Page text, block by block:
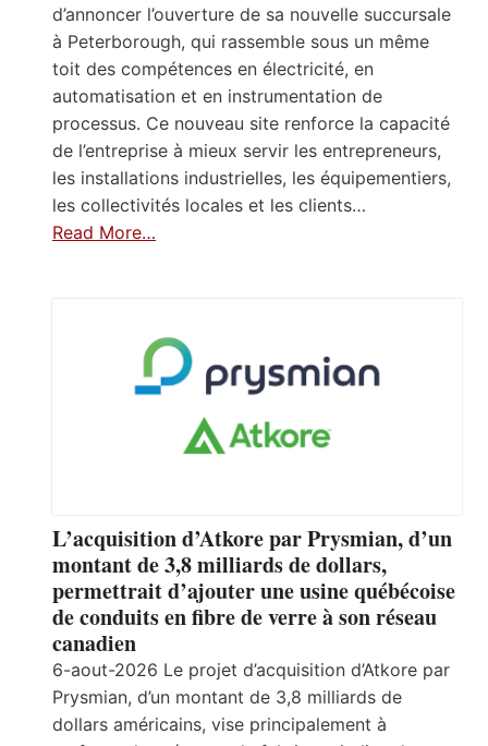
d’annoncer l’ouverture de sa nouvelle succursale
à Peterborough, qui rassemble sous un même
toit des compétences en électricité, en
automatisation et en instrumentation de
processus. Ce nouveau site renforce la capacité
de l’entreprise à mieux servir les entrepreneurs,
les installations industrielles, les équipementiers,
les collectivités locales et les clients…
Read More…
L’acquisition d’Atkore par Prysmian, d’un
montant de 3,8 milliards de dollars,
permettrait d’ajouter une usine québécoise
de conduits en fibre de verre à son réseau
canadien
6-aout-2026 Le projet d’acquisition d’Atkore par
Prysmian, d’un montant de 3,8 milliards de
dollars américains, vise principalement à